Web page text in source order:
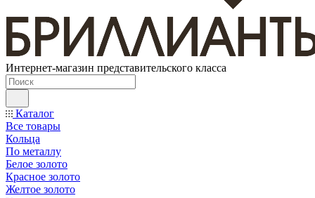
Интернет-магазин представительского класса
Каталог
Все товары
Кольца
По металлу
Белое золото
Красное золото
Желтое золото